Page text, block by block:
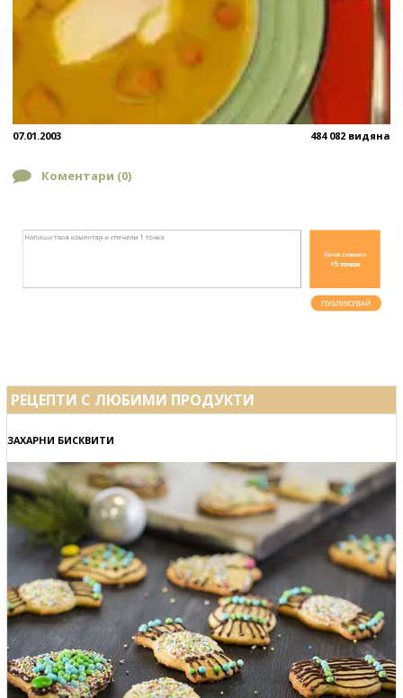
07.01.2003 484 082 видяна
Коментари (0)
РЕЦЕПТИ С ЛЮБИМИ ПРОДУКТИ
ЗАХАРНИ БИСКВИТИ